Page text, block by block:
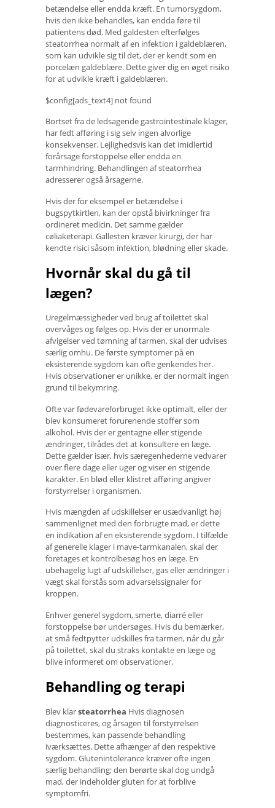
betændelse eller endda kræft. En tumorsygdom,
hvis den ikke behandles, kan endda føre til
patientens død. Med galdesten efterfølges
steatorrhea normalt af en infektion i galdeblæren,
som kan udvikle sig til det, der er kendt som en
porcelæn galdeblære. Dette giver dig en øget risiko
for at udvikle kræft i galdeblæren.
$config[ads_text4] not found
Bortset fra de ledsagende gastrointestinale klager,
har fedt afføring i sig selv ingen alvorlige
konsekvenser. Lejlighedsvis kan det imidlertid
forårsage forstoppelse eller endda en
tarmhindring. Behandlingen af ​​steatorrhea
adresserer også årsagerne.
Hvis der for eksempel er betændelse i
bugspytkirtlen, kan der opstå bivirkninger fra
ordineret medicin. Det samme gælder
cøliaketerapi. Gallesten kræver kirurgi, der har
kendte risici såsom infektion, blødning eller skade.
Hvornår skal du gå til
lægen?
Uregelmæssigheder ved brug af toilettet skal
overvåges og følges op. Hvis der er unormale
afvigelser ved tømning af tarmen, skal der udvises
særlig omhu. De første symptomer på en
eksisterende sygdom kan ofte genkendes her.
Hvis observationer er unikke, er der normalt ingen
grund til bekymring.
Ofte var fødevareforbruget ikke optimalt, eller der
blev konsumeret forurenende stoffer som
alkohol. Hvis der er gentagne eller stigende
ændringer, tilrådes det at konsultere en læge.
Dette gælder især, hvis særegenhederne vedvarer
over flere dage eller uger og viser en stigende
karakter. En blød eller klistret afføring angiver
forstyrrelser i organismen.
Hvis mængden af ​​udskillelser er usædvanligt høj
sammenlignet med den forbrugte mad, er dette
en indikation af en eksisterende sygdom. I tilfælde
af generelle klager i mave-tarmkanalen, skal der
foretages et kontrolbesøg hos en læge. En
ubehagelig lugt af udskillelser, gas eller ændringer i
vægt skal forstås som advarselssignaler for
kroppen.
Enhver generel sygdom, smerte, diarré eller
forstoppelse bør undersøges. Hvis du bemærker,
at små fedtpytter udskilles fra tarmen, når du går
på toilettet, skal du straks kontakte en læge og
blive informeret om observationer.
Behandling og terapi
Blev klarsteatorrhea Hvis diagnosen
diagnosticeres, og årsagen til forstyrrelsen
bestemmes, kan passende behandling
iværksættes. Dette afhænger af den respektive
sygdom. Glutenintolerance kræver ofte ingen
særlig behandling; den berørte skal dog undgå
mad, der indeholder gluten for at forblive
symptomfri.